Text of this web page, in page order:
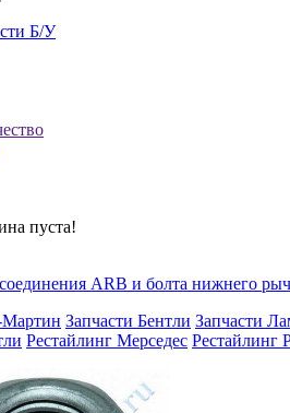
Б/У
пуста!
ARB и болта нижнего
Мартин Запчасти Бентли Запчасти
Рестайлинг Мерседес Рестайлинг